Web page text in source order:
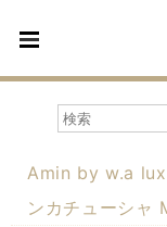
Amin by w.a
ンカチューシャ